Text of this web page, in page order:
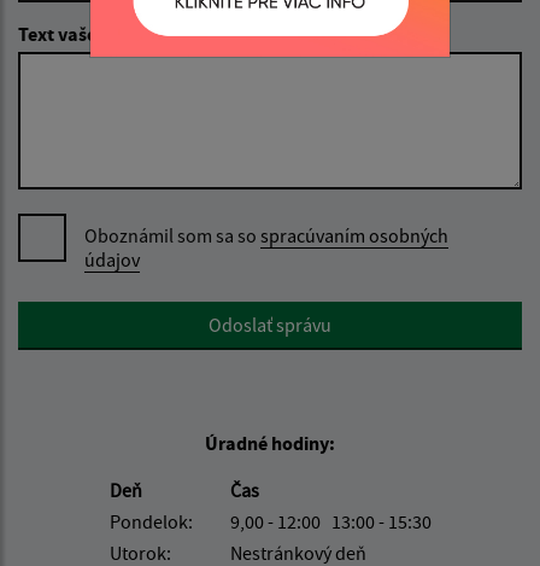
Text vašej správy (povinné)
Oboznámil som sa so spracúvaním osobných
údajov
Google reCaptcha ResponseOdoslať správu
Úradné hodiny:
Deň
Čas
Pondelok:
9,00 - 12:00 13:00 - 15:30
Utorok:
Nestránkový deň